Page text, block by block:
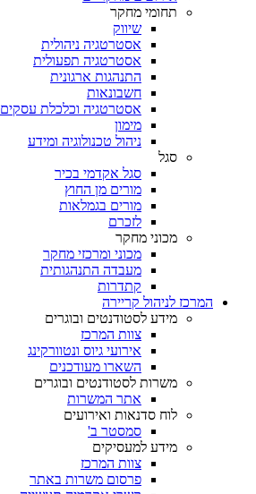
תחומי מחקר
שיווק
אסטרטגיה ניהולית
אסטרטגיה תפעולית
התנהגות ארגונית
חשבונאות
אסטרטגיה וכלכלת עסקים
מימון
ניהול טכנולוגיה ומידע
סגל
סגל אקדמי בכיר
מורים מן החוץ
מורים בגמלאות
לזכרם
מכוני מחקר
מכוני ומרכזי מחקר
מעבדה התנהגותית
קתדרות
המרכז לניהול קריירה
מידע לסטודנטים ובוגרים
צוות המרכז
אירועי גיוס ונטוורקינג
השארו מעודכנים
משרות לסטודנטים ובוגרים
אתר המשרות
לוח סדנאות ואירועים
סמסטר ב'
מידע למעסיקים
צוות המרכז
פרסום משרות באתר